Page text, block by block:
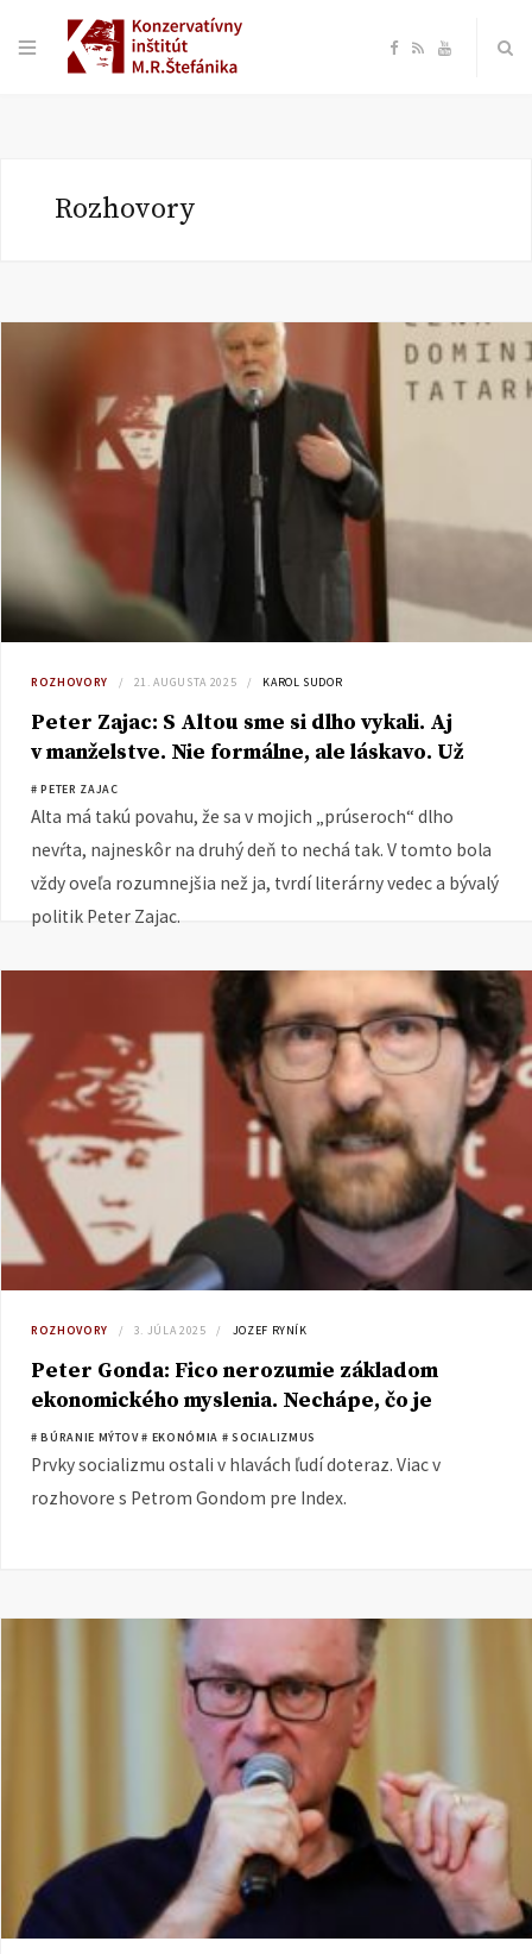
F
o
R Y
b
Rozhovory
ROZHOVORY 21. AUGUSTA 2025 KAROL SUDOR
Peter Zajac: S Altou sme si dlho vykali. Aj
v manželstve. Nie formálne, ale láskavo. Už
desaťročia jej naozaj rád dávam kvety
# PETER ZAJAC
Alta má takú povahu, že sa v mojich „prúseroch“ dlho
nevŕta, najneskôr na druhý deň to nechá tak. V tomto bola
vždy oveľa rozumnejšia než ja, tvrdí literárny vedec a bývalý
politik Peter Zajac.
ROZHOVORY 3. JÚLA 2025 JOZEF RYNÍK
Peter Gonda: Fico nerozumie základom
ekonomického myslenia. Nechápe, čo je
zdrojom bohatstva
# BÚRANIE MÝTOV # EKONÓMIA # SOCIALIZMUS
Prvky socializmu ostali v hlavách ľudí doteraz. Viac v
rozhovore s Petrom Gondom pre Index.